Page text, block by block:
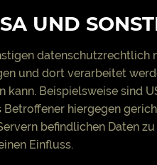
UND
datenschutzrechtlich
und dort verarbeitet
Beispielsweise sind
hiergegen
befindlichen Daten
Einfluss.